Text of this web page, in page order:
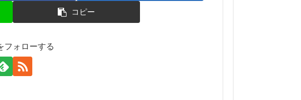
コピー
フォローする